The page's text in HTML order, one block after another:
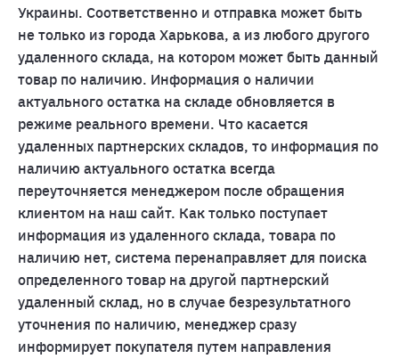
Украины. Соответственно и отправка может быть
не только из города Харькова, а из любого другого
удаленного склада, на котором может быть данный
товар по наличию. Информация о наличии
актуального остатка на складе обновляется в
режиме реального времени. Что касается
удаленных партнерских складов, то информация по
наличию актуального остатка всегда
переуточняется менеджером после обращения
клиентом на наш сайт. Как только поступает
информация из удаленного склада, товара по
наличию нет, система перенаправляет для поиска
определенного товар на другой партнерский
удаленный склад, но в случае безрезультатного
уточнения по наличию, менеджер сразу
информирует покупателя путем направления